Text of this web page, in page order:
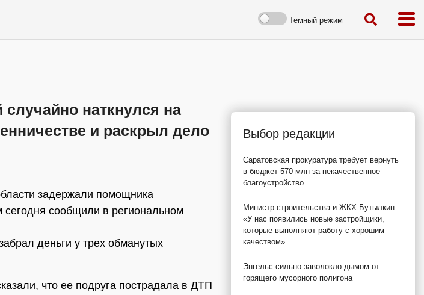
Темный режим
наткнулся на
и раскрыл дело
задержали помощника
сообщили в региональном
деньги у трех обманутых
что ее подруга пострадала в ДТП
Выбор редакции
Саратовская прокуратура требует вернуть
в бюджет 570 млн за некачественное
благоустройство
Министр строительства и ЖКХ Бутылкин:
«У нас появились новые застройщики,
которые выполняют работу с хорошим
качеством»
Энгельс сильно заволокло дымом от
горящего мусорного полигона